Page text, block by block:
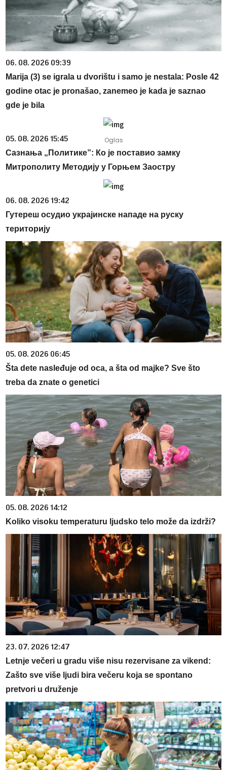
06. 08. 2026 09:39
Marija (3) se igrala u dvorištu i samo je nestala: Posle 42
godine otac je pronašao, zanemeo je kada je saznao
gde je bila
05. 08. 2026 15:45
Сазнања „Политике”: Ко је поставио замку
Митрополиту Методију у Горњем Заостру
06. 08. 2026 19:42
Гутереш осудио украјинске нападе на руску
територију
05. 08. 2026 06:45
Šta dete nasleđuje od oca, a šta od majke? Sve što
treba da znate o genetici
05. 08. 2026 14:12
Koliko visoku temperaturu ljudsko telo može da izdrži?
23. 07. 2026 12:47
Letnje večeri u gradu više nisu rezervisane za vikend:
Zašto sve više ljudi bira večeru koja se spontano
pretvori u druženje